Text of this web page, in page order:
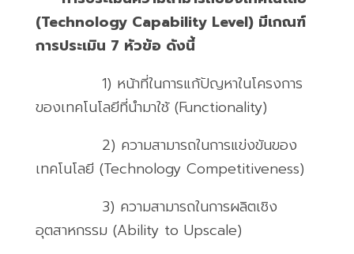
(Technology Capability Level) มีเกณฑ์
การประเมิน 7 หัวข้อ ดังนี้
1) หน้าที่ในการแก้ปัญหาในโครงการ
ของเทคโนโลยีที่นำมาใช้ (Functionality)
2) ความสามารถในการแข่งขันของ
เทคโนโลยี (Technology Competitiveness)
3) ความสามารถในการผลิตเชิง
อุตสาหกรรม (Ability to Upscale)